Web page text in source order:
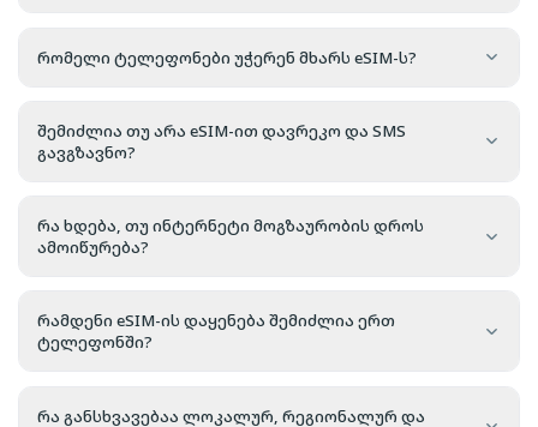
რომელი ტელეფონები უჭერენ მხარს eSIM-ს?
შემიძლია თუ არა eSIM-ით დავრეკო და SMS
გავგზავნო?
რა ხდება, თუ ინტერნეტი მოგზაურობის დროს
ამოიწურება?
რამდენი eSIM-ის დაყენება შემიძლია ერთ
ტელეფონში?
რა განსხვავებაა ლოკალურ, რეგიონალურ და